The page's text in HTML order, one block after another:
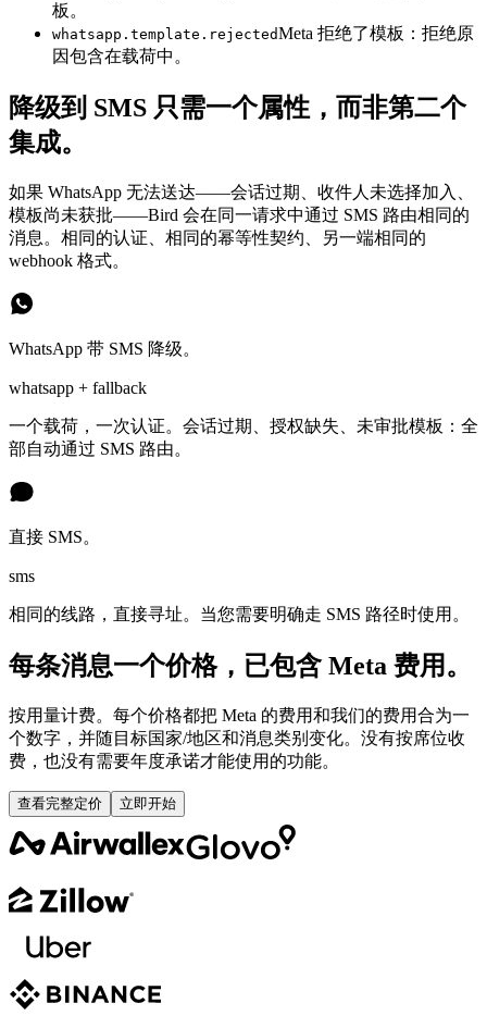
板。
whatsapp.template.rejectedMeta 拒绝了模板：拒绝原
因包含在载荷中。
降级到 SMS 只需一个属性，而非第二个
集成。
如果 WhatsApp 无法送达——会话过期、收件人未选择加入、
模板尚未获批——Bird 会在同一请求中通过 SMS 路由相同的
消息。相同的认证、相同的幂等性契约、另一端相同的
webhook 格式。
WhatsApp 带 SMS 降级。
whatsapp + fallback
一个载荷，一次认证。会话过期、授权缺失、未审批模板：全
部自动通过 SMS 路由。
直接 SMS。
sms
相同的线路，直接寻址。当您需要明确走 SMS 路径时使用。
每条消息一个价格，已包含 Meta 费用。
按用量计费。每个价格都把 Meta 的费用和我们的费用合为一
个数字，并随目标国家/地区和消息类别变化。没有按席位收
费，也没有需要年度承诺才能使用的功能。
查看完整定价 立即开始